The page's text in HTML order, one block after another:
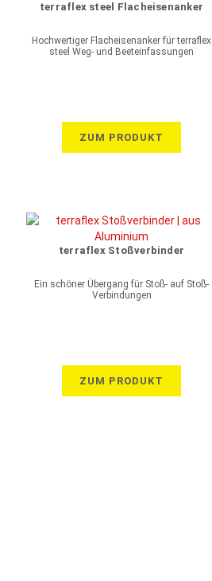
terraflex steel Flacheisenanker
Hochwertiger Flacheisenanker für terraflex
steel Weg- und Beeteinfassungen
ZUM PRODUKT
terraflex Stoßverbinder
Ein schöner Übergang für Stoß- auf Stoß-
Verbindungen
ZUM PRODUKT